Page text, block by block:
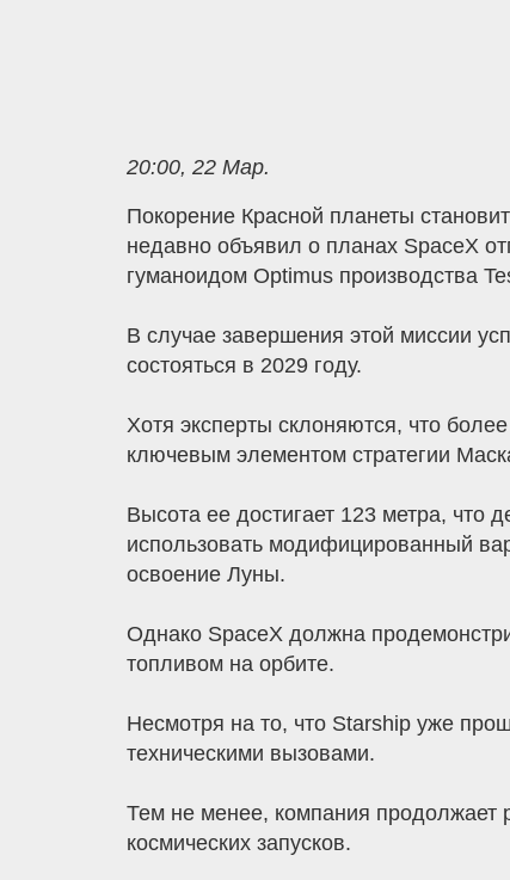
20:00, 22 Мар.
Покорение Красной планеты
недавно объявил о планах SpaceX
гуманоидом Optimus производства
В случае завершения этой миссии
состояться в 2029 году.
Хотя эксперты склоняются, что
ключевым элементом стратегии
Высота ее достигает 123 метра, что
использовать модифицированный
освоение Луны.
Однако SpaceX должна
топливом на орбите.
Несмотря на то, что Starship уже
техническими вызовами.
Тем не менее, компания продолжает
космических запусков.